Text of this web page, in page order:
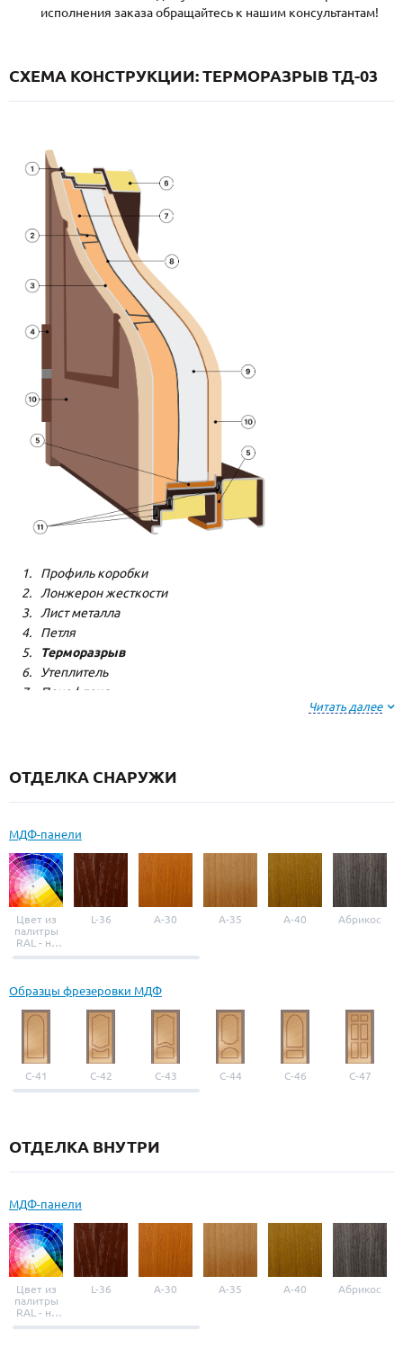
исполнения заказа обращайтесь к нашим консультантам!
СХЕМА КОНСТРУКЦИИ: ТЕРМОРАЗРЫВ ТД-03
Профиль коробки
Лонжерон жесткости
Лист металла
Петля
Терморазрыв
Утеплитель
Пенофлекс
Резиновый уплотнитель
Читать далее
ОТДЕЛКА СНАРУЖИ
МДФ-панели
Цвет из
палитры
RAL - на
выбор
L-36 A-30 A-35 A-40 Абрикос
Образцы фрезеровки МДФ
С-41 С-42 С-43 С-44 С-46 С-47
ОТДЕЛКА ВНУТРИ
МДФ-панели
Цвет из
палитры
RAL - на
выбор
L-36 A-30 A-35 A-40 Абрикос